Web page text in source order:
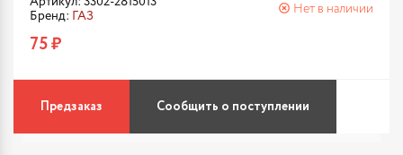
Бренд: ГАЗ
Нет в наличии
75 ₽
Предзаказ Сообщить о поступлении